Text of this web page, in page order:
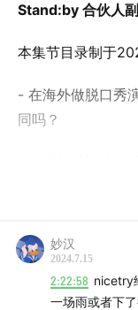
Stand:by 合伙人
本集节目录制于
- 在海外做脱口秀
同吗？
- 在海外最困难的
- 是因为意识到了
这个决定吗？
妙汉
2024.7.15
2:22:58 nicetry
一场雨或者下